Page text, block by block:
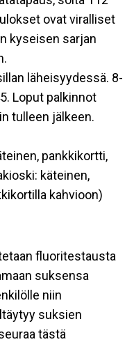
ovat viralliset
kyseisen sarjan
läheisyydessä. 8-
Loput palkinnot
tulleen jälkeen.
pankkikortti,
käteinen,
kahvioon)
fluoritestausta
suksensa
niin
suksien
tästä